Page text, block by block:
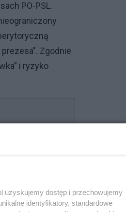
PO-PSL.
Zgodnie
i ryzyko
uzyskujemy dostęp i przechowujemy
identyfikatory, standardowe